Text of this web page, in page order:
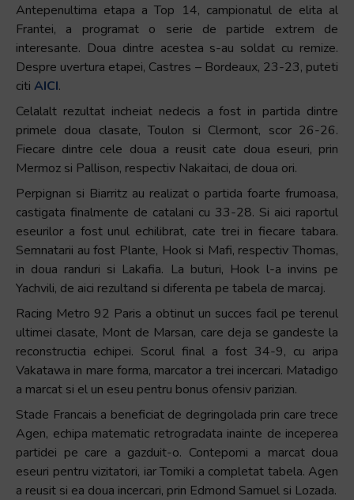
Antepenultima etapa a Top 14, campionatul de elita al
Frantei, a programat o serie de partide extrem de
interesante. Doua dintre acestea s-au soldat cu remize.
Despre uvertura etapei, Castres – Bordeaux, 23-23, puteti
citi AICI.
Celalalt rezultat incheiat nedecis a fost in partida dintre
primele doua clasate, Toulon si Clermont, scor 26-26.
Fiecare dintre cele doua a reusit cate doua eseuri, prin
Mermoz si Pallison, respectiv Nakaitaci, de doua ori.
Perpignan si Biarritz au realizat o partida foarte frumoasa,
castigata finalmente de catalani cu 33-28. Si aici raportul
eseurilor a fost unul echilibrat, cate trei in fiecare tabara.
Semnatarii au fost Plante, Hook si Mafi, respectiv Thomas,
in doua randuri si Lakafia. La buturi, Hook l-a invins pe
Yachvili, de aici rezultand si diferenta pe tabela de marcaj.
Racing Metro 92 Paris a obtinut un succes facil pe terenul
ultimei clasate, Mont de Marsan, care deja se gandeste la
reconstructia echipei. Scorul final a fost 34-9, cu aripa
Vakatawa in mare forma, marcator a trei incercari. Matadigo
a marcat si el un eseu pentru bonus ofensiv parizian.
Stade Francais a beneficiat de degringolada prin care trece
Agen, echipa matematic retrogradata inainte de inceperea
partidei pe care a gazduit-o. Contepomi a marcat doua
eseuri pentru vizitatori, iar Tomiki a completat tabela. Agen
a reusit si ea doua incercari, prin Edmond Samuel si Lozada.